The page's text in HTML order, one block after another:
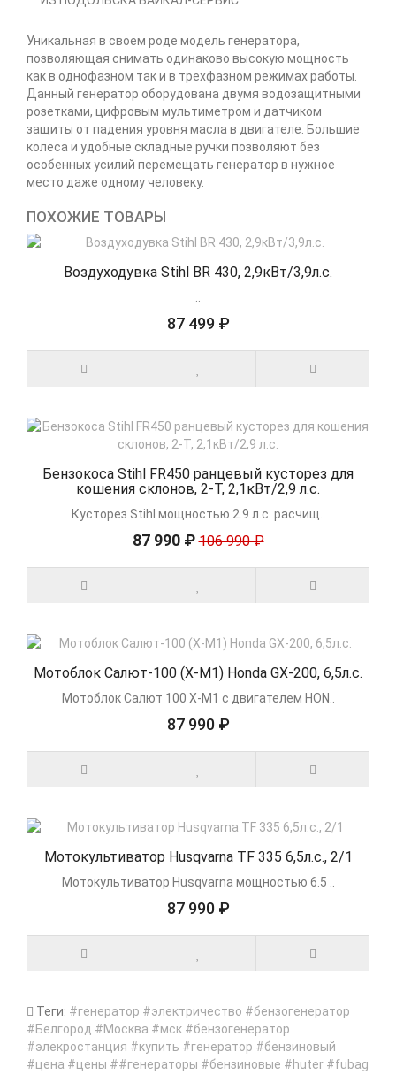
Уникальная в своем роде модель генератора,
позволяющая снимать одинаково высокую мощность
как в однофазном так и в трехфазном режимах работы.
Данный генератор оборудована двумя водозащитными
розетками, цифровым мультиметром и датчиком
защиты от падения уровня масла в двигателе. Большие
колеса и удобные складные ручки позволяют без
особенных усилий перемещать генератор в нужное
место даже одному человеку.
ПОХОЖИЕ ТОВАРЫ
Воздуходувка Stihl BR 430, 2,9кВт/3,9л.с.
..
87 499 ₽
Бензокоса Stihl FR450 ранцевый кусторез для
кошения склонов, 2-Т, 2,1кВт/2,9 л.с.
Кусторез Stihl мощностью 2.9 л.с. расчищ..
87 990 ₽ 106 990 ₽
Мотоблок Салют-100 (Х-М1) Honda GX-200, 6,5л.с.
Мотоблок Салют 100 X-M1 с двигателем HON..
87 990 ₽
Мотокультиватор Husqvarna TF 335 6,5л.с., 2/1
Мотокультиватор Husqvarna мощностью 6.5 ..
87 990 ₽
Теги: #генератор #электричество #бензогенератор
#Белгород #Москва #мск #бензогенератор
#элекростанция #купить #генератор #бензиновый
#цена #цены ##генераторы #бензиновые #huter #fubag